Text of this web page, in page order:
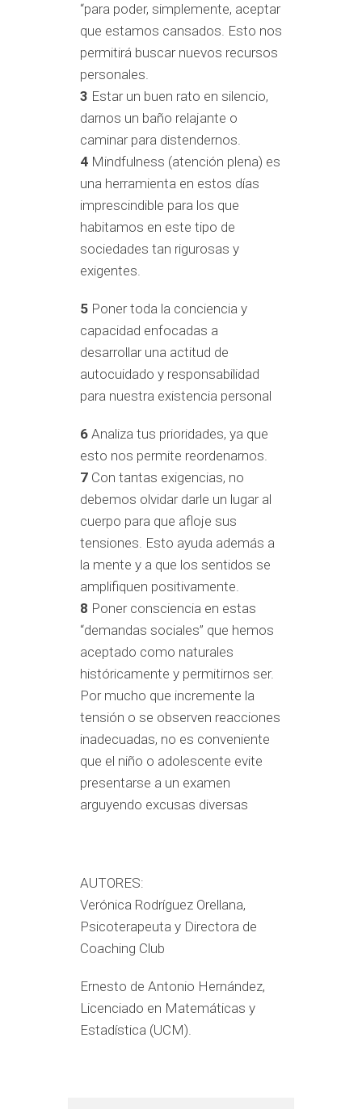
“para poder, simplemente, aceptar
que estamos cansados. Esto nos
permitirá buscar nuevos recursos
personales.
3 Estar un buen rato en silencio,
darnos un baño relajante o
caminar para distendernos.
4 Mindfulness (atención plena) es
una herramienta en estos días
imprescindible para los que
habitamos en este tipo de
sociedades tan rigurosas y
exigentes.
5 Poner toda la conciencia y
capacidad enfocadas a
desarrollar una actitud de
autocuidado y responsabilidad
para nuestra existencia personal
6 Analiza tus prioridades, ya que
esto nos permite reordenarnos.
7 Con tantas exigencias, no
debemos olvidar darle un lugar al
cuerpo para que afloje sus
tensiones. Esto ayuda además a
la mente y a que los sentidos se
amplifiquen positivamente.
8 Poner consciencia en estas
“demandas sociales” que hemos
aceptado como naturales
históricamente y permitirnos ser.
Por mucho que incremente la
tensión o se observen reacciones
inadecuadas, no es conveniente
que el niño o adolescente evite
presentarse a un examen
arguyendo excusas diversas
AUTORES:
Verónica Rodríguez Orellana,
Psicoterapeuta y Directora de
Coaching Club
Ernesto de Antonio Hernández,
Licenciado en Matemáticas y
Estadística (UCM).